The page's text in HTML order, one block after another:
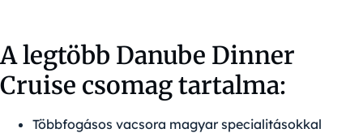
A legtöbb Danube Dinner
Cruise csomag tartalma:
Többfogásos vacsora magyar specialitásokkal